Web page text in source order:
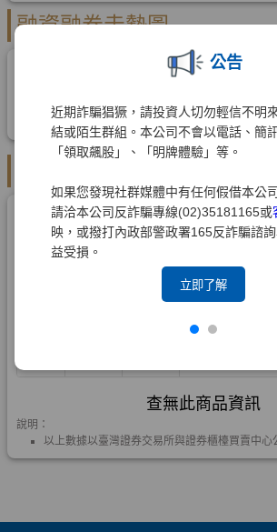
公告
近期詐騙猖獗，請投資人切勿輕信不明
結或陌生群組。本公司不會以電話、簡
「領取飆股」、「明牌體驗」等。
如果您發現社群媒體中有任何假借本公
請洽本公司反詐騙專線(02)35181165或
映，或撥打內政部警政署165反詐騙諮
益受損。
立即了解